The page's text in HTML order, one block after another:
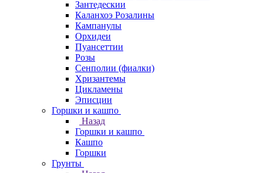
Зантедескии
Каланхоэ Розалины
Кампанулы
Орхидеи
Пуансеттии
Розы
Сенполии (фиалки)
Хризантемы
Цикламены
Эписции
Горшки и кашпо
Назад
Горшки и кашпо
Кашпо
Горшки
Грунты